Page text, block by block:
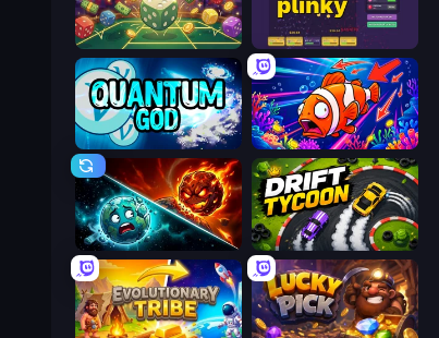
Just One More Roll Plinky
Quantum God Fish Catch Idle
PlanetCrush 2 Drift Tycoon